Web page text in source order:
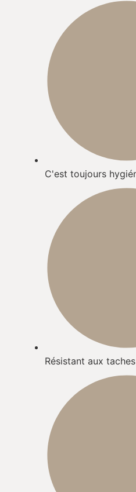
C'est toujours
Résistant aux